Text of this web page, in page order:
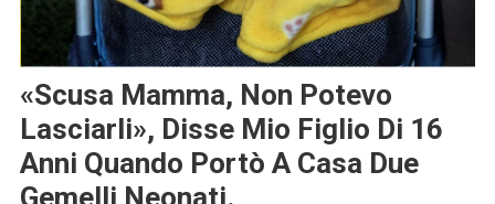
«Scusa Mamma, Non Potevo
Lasciarli», Disse Mio Figlio Di 16
Anni Quando Portò A Casa Due
Gemelli Neonati.